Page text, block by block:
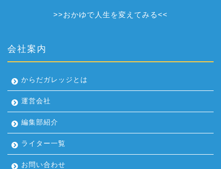
>>おかゆで人生を変えてみる<<
会社案内
からだガレッジとは
運営会社
編集部紹介
ライター一覧
お問い合わせ